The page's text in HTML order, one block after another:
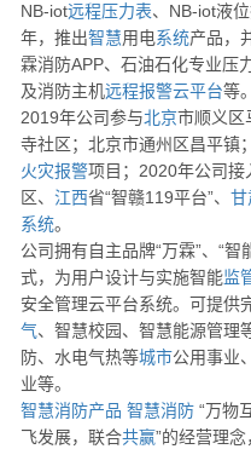
NB-iot远程压力表、NB-iot液
年，推出智慧用电系统产品，
霖消防APP、石油石化专业压
及消防主机远程报警云平台等。
2019年公司参与北京市顺义区
寺社区；北京市通州区昌平镇
火灾报警项目；2020年公司接
区、 江西省“智赣119平台”、 甘
系统。
公司拥有自主品牌“万霖”、“
式，为用户设计与实施智能监
安全管理云平台系统。可提供
气、智慧校园、智慧能源管理
防、水电气热等城市公用事业
业等。
智慧消防产品 智慧消防 “万物
飞发展，联合共赢”的经营理